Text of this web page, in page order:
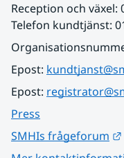
Reception och växel:
Telefon kundtjänst:
Epost:
Epost:
Press
SMHIs frågeforum